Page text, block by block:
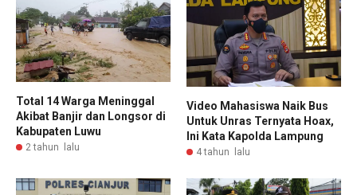
Total 14 Warga Meninggal
Akibat Banjir dan Longsor di
Kabupaten Luwu
2 tahun lalu
Video Mahasiswa Naik Bus
Untuk Unras Ternyata Hoax,
Ini Kata Kapolda Lampung
4 tahun lalu